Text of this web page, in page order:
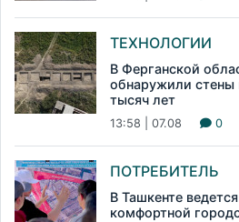
ТЕХНОЛОГИИ
В Ферганской
обнаружили стены
тысяч лет
13:58 | 07.08 0
ПОТРЕБИТЕЛЬ
В Ташкенте
комфортной